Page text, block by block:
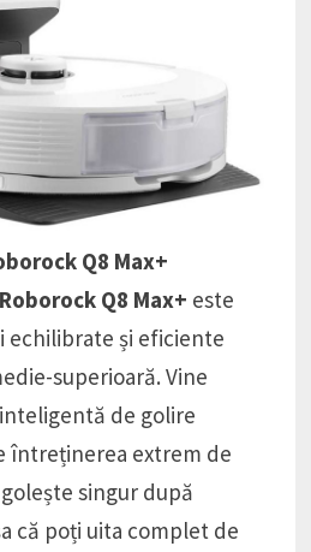
Q8 Max+
Q8 Max+ este
echilibrate și eficiente
superioară. Vine
de golire
întreținerea extrem de
singur după
că poți uita complet de